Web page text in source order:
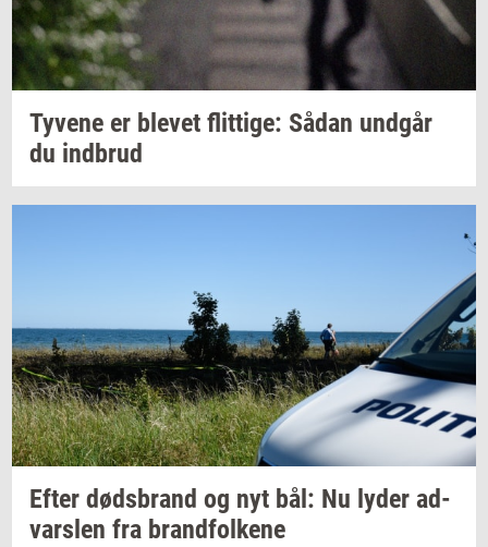
Ty­ve­ne er ble­vet flit­ti­ge: Sådan und­går
du ind­brud
Efter døds­brand og nyt bål: Nu lyder ad­
vars­len fra brand­fol­ke­ne